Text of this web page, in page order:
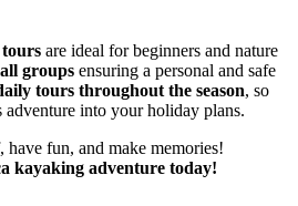
are ideal for beginners and nature
groups ensuring a personal and safe
tours throughout the season, so
into your holiday plans.
fun, and make memories!
kayaking adventure today!